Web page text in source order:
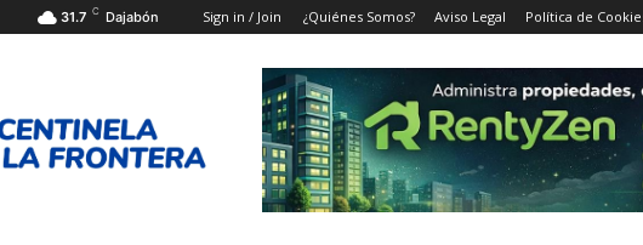
31.7 C Dajabón Sign in / Join ¿Quiénes Somos? Aviso Legal Política de